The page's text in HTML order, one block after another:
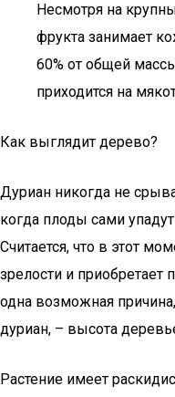
Несмотря на
фрукта занимает
60% от общей
приходится на
Как выглядит дерево?
Дуриан никогда не
когда плоды сами
Считается, что в этот
зрелости и
одна возможная
дуриан, – высота
Растение имеет